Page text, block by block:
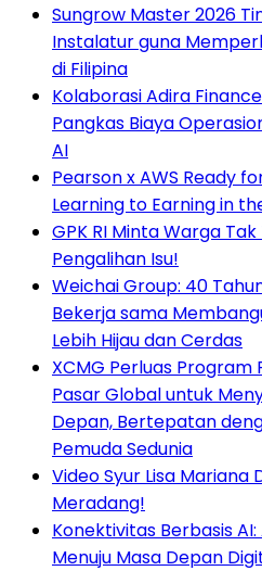
Sungrow Master 2026
Instalatur guna
di Filipina
Kolaborasi Adira
Pangkas Biaya
AI
Pearson x AWS Ready
Learning to Earning in
GPK RI Minta Warga
Pengalihan Isu!
Weichai Group: 40
Bekerja sama
Lebih Hijau dan Cerdas
XCMG Perluas Program
Pasar Global untuk
Depan, Bertepatan
Pemuda Sedunia
Video Syur Lisa Mariana
Meradang!
Konektivitas Berbasis
Menuju Masa Depan